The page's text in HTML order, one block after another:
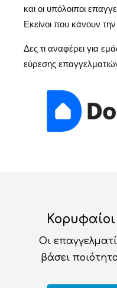
και οι υπόλοιποι
Εκείνοι που κάνουν την
Δες τι αναφέρει για
εύρεσης επαγγελματιών
Οι
βάσει